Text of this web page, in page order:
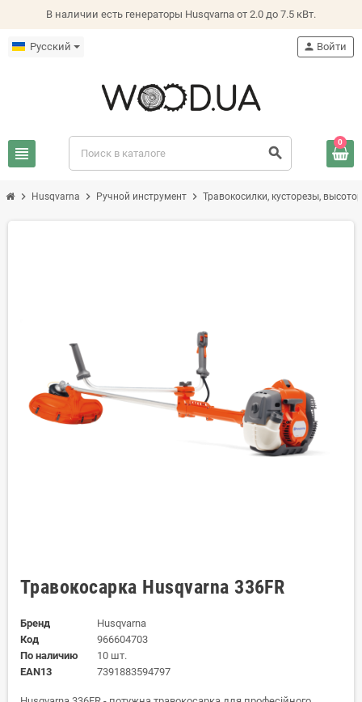
В наличии есть генераторы Husqvarna от 2.0 до 7.5 кВт.
Русский
view_headline search
person Войти
0
chevron_right Husqvarna chevron_right Ручной инструмент chevron_right Травокосилки, кусторезы,
Травокосарка Husqvarna 336FR
Бренд
Husqvarna
Код
966604703
По наличию
10 шт.
EAN13
7391883594797